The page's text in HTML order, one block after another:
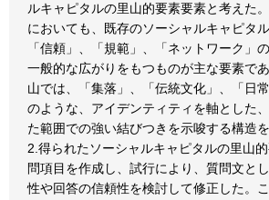
ルキャピタルの里山的要素要素と考えた
においても、既存のソーシャルキャピタル
「信頼」、「規範」、「ネットワーク」
一般的な広がりをもつものが主な要素で
山では、「集落」、「伝統文化」、「日
のような、アイデンティティを軸とした
た範囲での強い結びつきを示唆する構造を
2.得られたソーシャルキャピタルの里山
問項目を作成し、試行により、質問文と
性や回答の信頼性を検討して修正した。